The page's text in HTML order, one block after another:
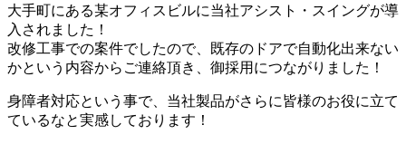
大手町にある某オフィスビルに当社アシスト・スイングが導
入されました！
改修工事での案件でしたので、既存のドアで自動化出来ない
かという内容からご連絡頂き、御採用につながりました！
身障者対応という事で、当社製品がさらに皆様のお役に立て
ているなと実感しております！